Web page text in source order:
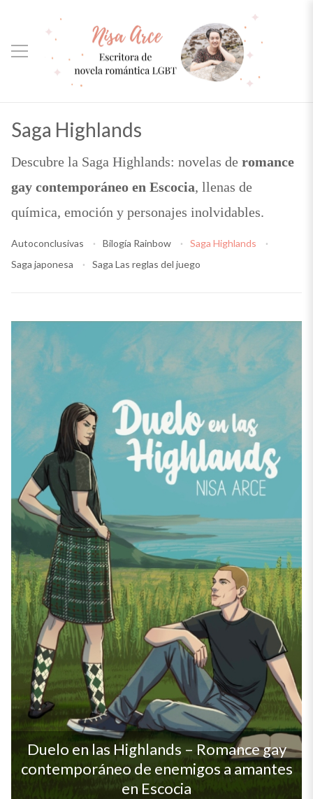
Saga Highlands
Descubre la Saga Highlands: novelas de romance
gay contemporáneo en Escocia, llenas de
química, emoción y personajes inolvidables.
Autoconclusivas Bilogía Rainbow
Saga Highlands
Saga japonesa
Saga Las reglas del juego
Duelo en las Highlands – Romance gay
contemporáneo de enemigos a amantes
en Escocia